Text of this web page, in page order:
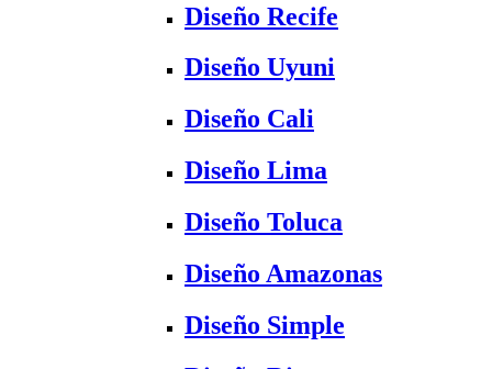
Diseño Recife
Diseño Uyuni
Diseño Cali
Diseño Lima
Diseño Toluca
Diseño Amazonas
Diseño Simple